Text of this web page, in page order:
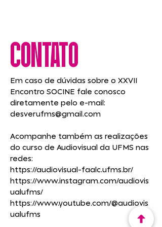
contato
Em caso de dúvidas sobre o XXVII
Encontro SOCINE fale conosco
diretamente pelo e-mail:
desverufms@gmail.com
Acompanhe também as realizações
do curso de Audiovisual da UFMS nas
redes:
https://audiovisual-faalc.ufms.br/
https://www.instagram.com/audiovis
ualufms/
https://www.youtube.com/@audiovis
ualufms